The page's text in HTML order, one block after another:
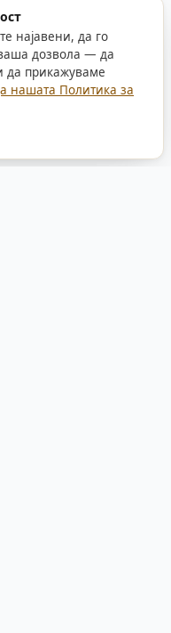
најавени, да го
дозвола — да
да прикажуваме
нашата Политика за